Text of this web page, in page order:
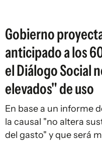
Gobierno
anticipado a los
el Diálogo Social
elevados" de uso
En base a un informe
la causal "no altera
del gasto" y que será